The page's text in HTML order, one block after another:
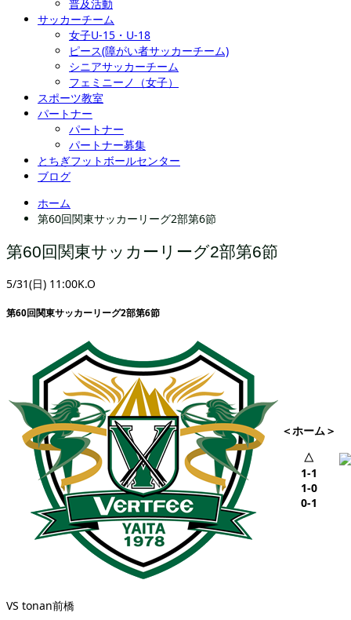
普及活動
サッカーチーム
女子U-15・U-18
ピース(障がい者サッカーチーム)
シニアサッカーチーム
フェミニーノ（女子）
スポーツ教室
パートナー
パートナー
パートナー募集
とちぎフットボールセンター
ブログ
ホーム
第60回関東サッカーリーグ2部第6節
第60回関東サッカーリーグ2部第6節
5/31(日) 11:00K.O
第60回関東サッカーリーグ2部第6節
＜ホーム＞
△
1-1
1-0
0-1
VS tonan前橋